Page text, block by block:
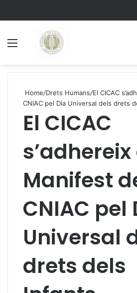
Home/Drets Humans/El CICAC
CNIAC pel Dia Universal dels drets
El CICAC
s’adhereix
Manifest
CNIAC pel
Universal
drets dels